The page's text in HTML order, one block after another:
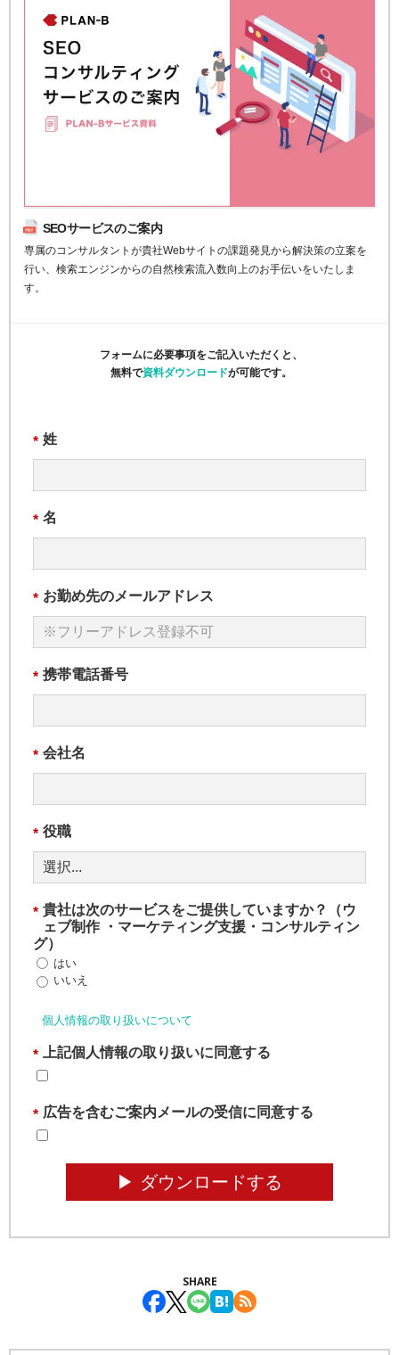
SEOサービスのご案内
専属のコンサルタントが貴社Webサイトの課題発見から解決策の立案を
行い、検索エンジンからの自然検索流入数向上のお手伝いをいたしま
す。
フォームに必要事項をご記入いただくと、
無料で資料ダウンロードが可能です。
* 姓
* 名
* お勤め先のメールアドレス
* 携帯電話番号
* 会社名
* 役職
* 貴社は次のサービスをご提供していますか？（ウ
ェブ制作 ・マーケティング支援・コンサルティン
グ）
はい
いいえ
個人情報の取り扱いについて
* 上記個人情報の取り扱いに同意する
* 広告を含むご案内メールの受信に同意する
▶︎ ダウンロードする
SHARE